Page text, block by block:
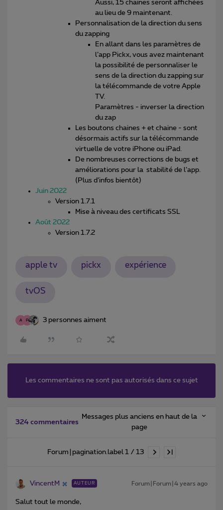
Aussi, 15 chaines seront affichées
au lieu de 9 maintenant.
Personnalisation de la direction du sens
du zapping
En allant dans les paramètres de
l’app Pickx, vous avez maintenant
la possibilité de personnaliser le
sens de la direction du zapping sur
la télécommande de votre Apple
TV.
Paramètres - inverser la direction
du zap
Les boutons chaines + et chaine - sont
désormais actifs sur la télécommande
virtuelle de votre iPhone ou iPad.
De nombreuses corrections de bugs et
améliorations pour la stabilité de l’app.
(Plus d’infos bientôt)
Juin 2022
Version 1.7.1
Mise à niveau des certificats SSL
Août 2022
Version 1.7.2
apple tv pickx expérience
tvOS
A P 3 personnes aiment
Les commentaires ne sont pas autorisés dans ce sujet
324 commentaires
Messages plus anciens en haut de la
page
Forum|pagination.label 1 / 13
VincentM AUTEUR Forum|Forum|4 years ago
Salut tout le monde,